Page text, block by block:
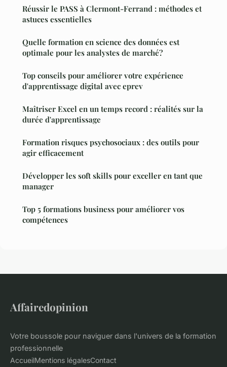
Réussir le PASS à Clermont-Ferrand : méthodes et
astuces essentielles
Quelle formation en science des données est
optimale pour les analystes de marché?
Top conseils pour améliorer votre expérience
d'apprentissage digital avec eprev
Maîtriser Excel en un temps record : réalités sur la
durée d'apprentissage
Formation risques psychosociaux : des outils pour
agir efficacement
Développer les soft skills pour exceller en tant que
manager
Top 5 formations business pour améliorer vos
compétences
Affairedopinion
Votre boussole pour naviguer dans l'univers de la formation
professionnelle
AccueilMentions légalesContact